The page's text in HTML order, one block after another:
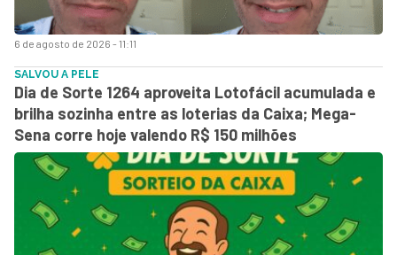
6 de agosto de 2026 - 11:11
SALVOU A PELE
Dia de Sorte 1264 aproveita Lotofácil acumulada e
brilha sozinha entre as loterias da Caixa; Mega-
Sena corre hoje valendo R$ 150 milhões